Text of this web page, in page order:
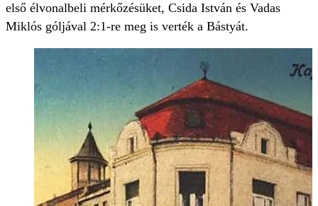
első élvonalbeli mérkőzésüket, Csida István és Vadas
Miklós góljával 2:1-re meg is verték a Bástyát.